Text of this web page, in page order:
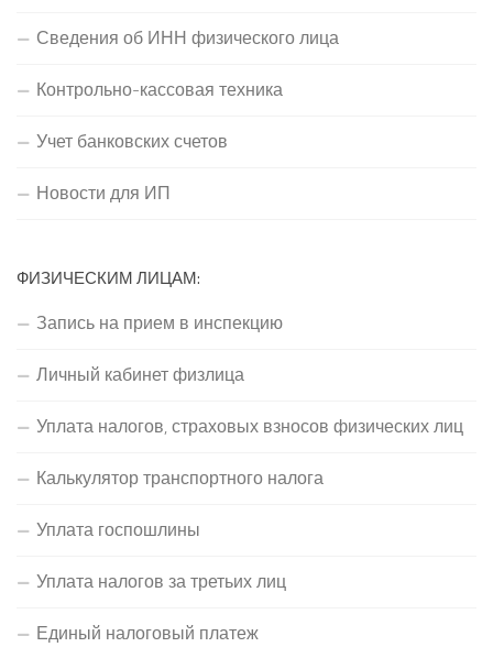
Сведения об ИНН физического лица
Контрольно-кассовая техника
Учет банковских счетов
Новости для ИП
ФИЗИЧЕСКИМ ЛИЦАМ:
Запись на прием в инспекцию
Личный кабинет физлица
Уплата налогов, страховых взносов физических лиц
Калькулятор транспортного налога
Уплата госпошлины
Уплата налогов за третьих лиц
Единый налоговый платеж